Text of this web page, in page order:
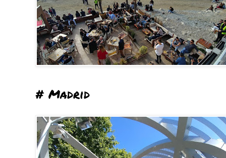
# Madrid